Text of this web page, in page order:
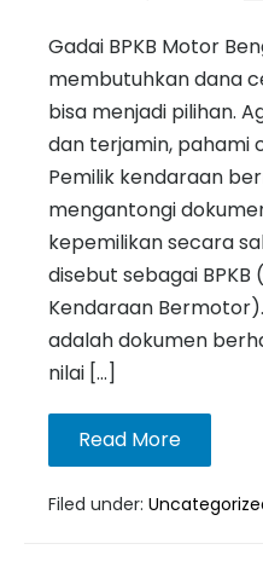
Gadai BPKB Motor
membutuhkan dana
bisa menjadi pilihan.
dan terjamin, pahami
Pemilik kendaraan
mengantongi
kepemilikan secara
disebut sebagai BPKB
Kendaraan
adalah dokumen
nilai […]
Read More
Filed under: